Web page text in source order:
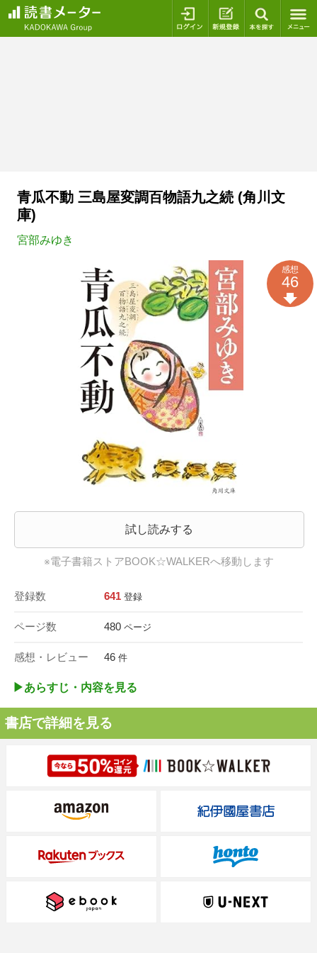
ログイン 新規登録
青瓜不動 三島屋変調百物語九之続 (角川文
庫)
宮部みゆき
試し読みする
※電子書籍ストアBOOK☆WALKERへ移動します
登録数 641 登録
ページ数 480 ページ
感想・レビュー 46 件
感想
46
▶︎あらすじ・内容を見る
書店で詳細を見る